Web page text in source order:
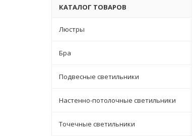
КАТАЛОГ ТОВАРОВ
Люстры
Бра
Подвесные светильники
Настенно-потолочные светильники
Точечные светильники